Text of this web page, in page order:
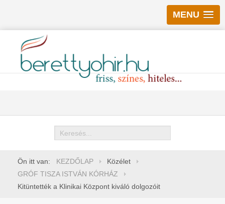
MENU
Keresés
Ön itt van: KEZDŐLAP
Közélet
GRÓF TISZA ISTVÁN KÓRHÁZ
Kitüntették a Klinikai Központ kiváló dolgozóit